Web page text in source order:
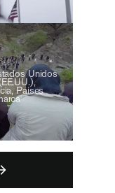
Unidos
Países